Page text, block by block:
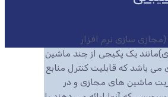
vApp (مجازی سازی نرم افزار
یک پکیجی از چند ماشین
می باشد که قابلیت کنترل منابع
ماشین های مجازی و در